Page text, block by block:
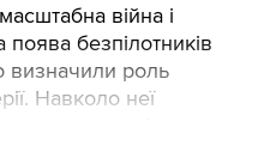
війна і
поява безпілотників
визначили роль
Навколо неї